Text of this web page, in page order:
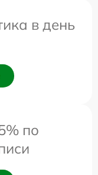
в день
по